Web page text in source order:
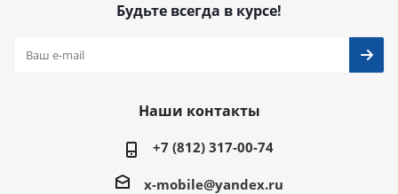
Будьте всегда в курсе!
Наши контакты
+7 (812) 317-00-74
x-mobile@yandex.ru